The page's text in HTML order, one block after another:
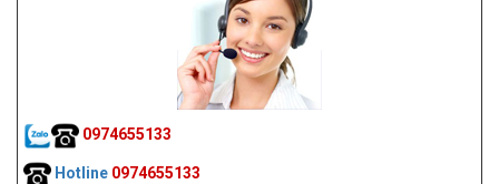
0974655133
Hotline 0974655133